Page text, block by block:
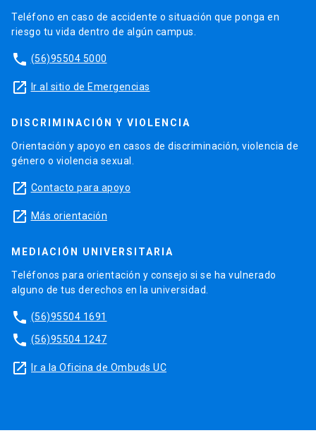
Teléfono en caso de accidente o situación que ponga en
riesgo tu vida dentro de algún campus.
phone (56)95504 5000
launch Ir al sitio de Emergencias
DISCRIMINACIÓN Y VIOLENCIA
Orientación y apoyo en casos de discriminación, violencia de
género o violencia sexual.
launch Contacto para apoyo
launch Más orientación
MEDIACIÓN UNIVERSITARIA
Teléfonos para orientación y consejo si se ha vulnerado
alguno de tus derechos en la universidad.
phone (56)95504 1691
phone (56)95504 1247
launch Ir a la Oficina de Ombuds UC